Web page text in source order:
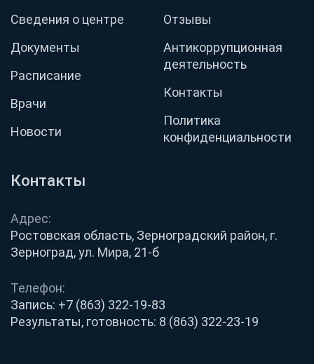
Контакты
Адрес:
Ростовская область, Зерноградский район, г.
Зерноград, ул. Мира, 21-б
Телефон:
Запись: +7 (863) 322-19-83
Результаты, готовность: 8 (863) 322-23-19
Сведения о центре
Документы
Расписание
Врачи
Новости
Отзывы
Антикоррупционная
деятельность
Контакты
Политика
конфиденциальности